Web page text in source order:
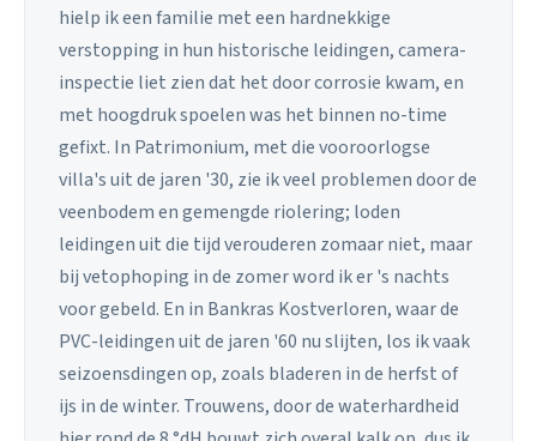
hielp ik een familie met een hardnekkige
verstopping in hun historische leidingen, camera-
inspectie liet zien dat het door corrosie kwam, en
met hoogdruk spoelen was het binnen no-time
gefixt. In Patrimonium, met die vooroorlogse
villa's uit de jaren '30, zie ik veel problemen door de
veenbodem en gemengde riolering; loden
leidingen uit die tijd verouderen zomaar niet, maar
bij vetophoping in de zomer word ik er 's nachts
voor gebeld. En in Bankras Kostverloren, waar de
PVC-leidingen uit de jaren '60 nu slijten, los ik vaak
seizoensdingen op, zoals bladeren in de herfst of
ijs in de winter. Trouwens, door de waterhardheid